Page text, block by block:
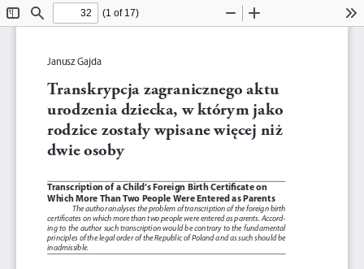
ToggleFind
(1 of 17)
Zoom
Janusz Gajda
Transkrypcja zagranicznego aktu
urodzenia dziecka, w którym jako
rodzice zostały wpisane więcej niż
dwie osoby
Transcription of a Child’s Foreign Birth Certificate on
Which More Than Two People Were Entered as Parents
The author analyses the problem of transcription of the foreign birth
certificates on which more than two people were entered as parents. Accord-
ing to the author such transcription would be contrary to the fundamental
principles of the legal order of the Republic of Poland and as such should be
inadmissible.